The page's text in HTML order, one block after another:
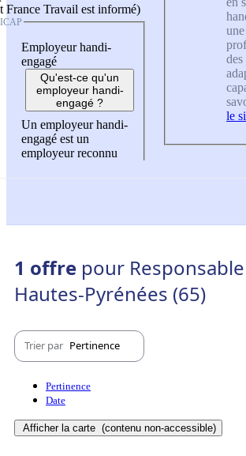
France Travail est informé)
Employeur handi-
engagé
Qu'est-ce qu'un
employeur handi-
engagé ?
Un employeur handi-
engagé est un
employeur reconnu
le
1 offre pour Responsable
Hautes-Pyrénées (65)
Trier par Pertinence
Pertinence
Date
Afficher la carte (contenu non-accessible)